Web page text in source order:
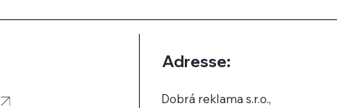
Adresse:
Dobrá reklama s.r.o.,